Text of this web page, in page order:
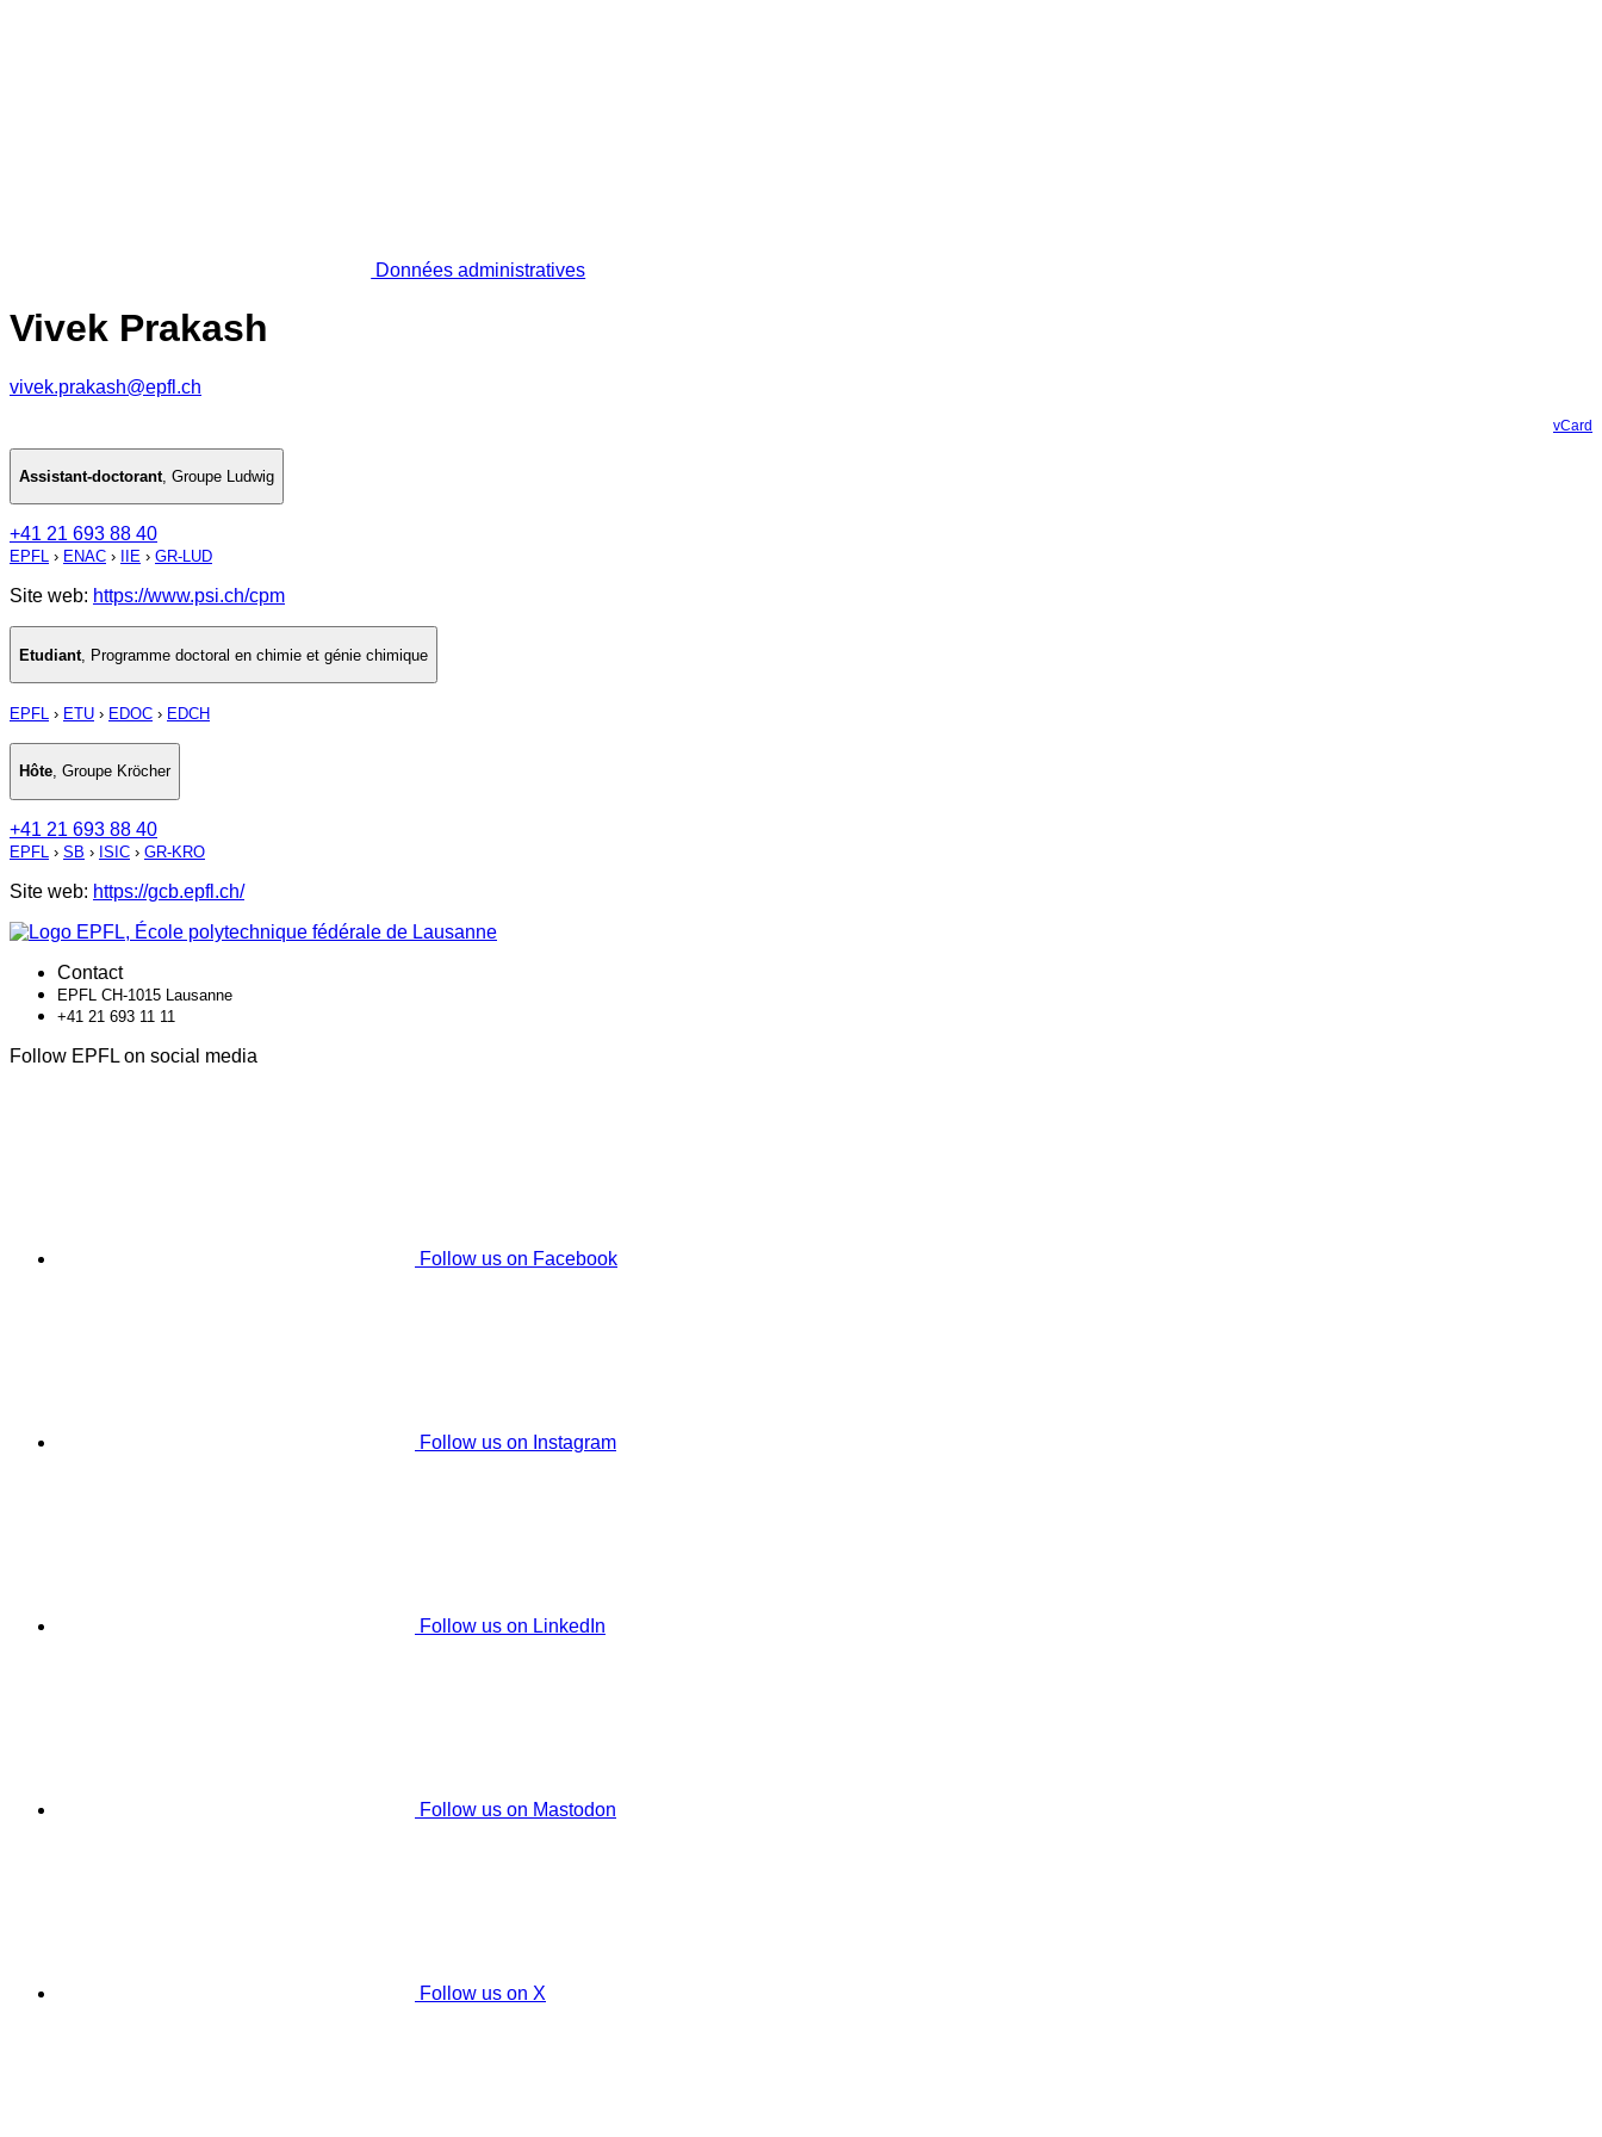
Données administratives
Vivek Prakash
vivek.prakash@epfl.ch
vCard
Assistant-doctorant, Groupe Ludwig
+41 21 693 88 40
EPFL › ENAC › IIE › GR-LUD
Site web: https://www.psi.ch/cpm
Etudiant Programme doctoral en chimie et génie chimique
EPFL › ETU › EDOC › EDCH
Hôte, Groupe Kröcher
+41 21 693 88 40
EPFL › SB › ISIC › GR-KRO
Site web: https://gcb.epfl.ch/
Contact
EPFL CH-1015 Lausanne
+41 21 693 11 11
Follow EPFL on social media
Follow us on Facebook
Follow us on Instagram
Follow us on LinkedIn
Follow us on Mastodon
Follow us on X